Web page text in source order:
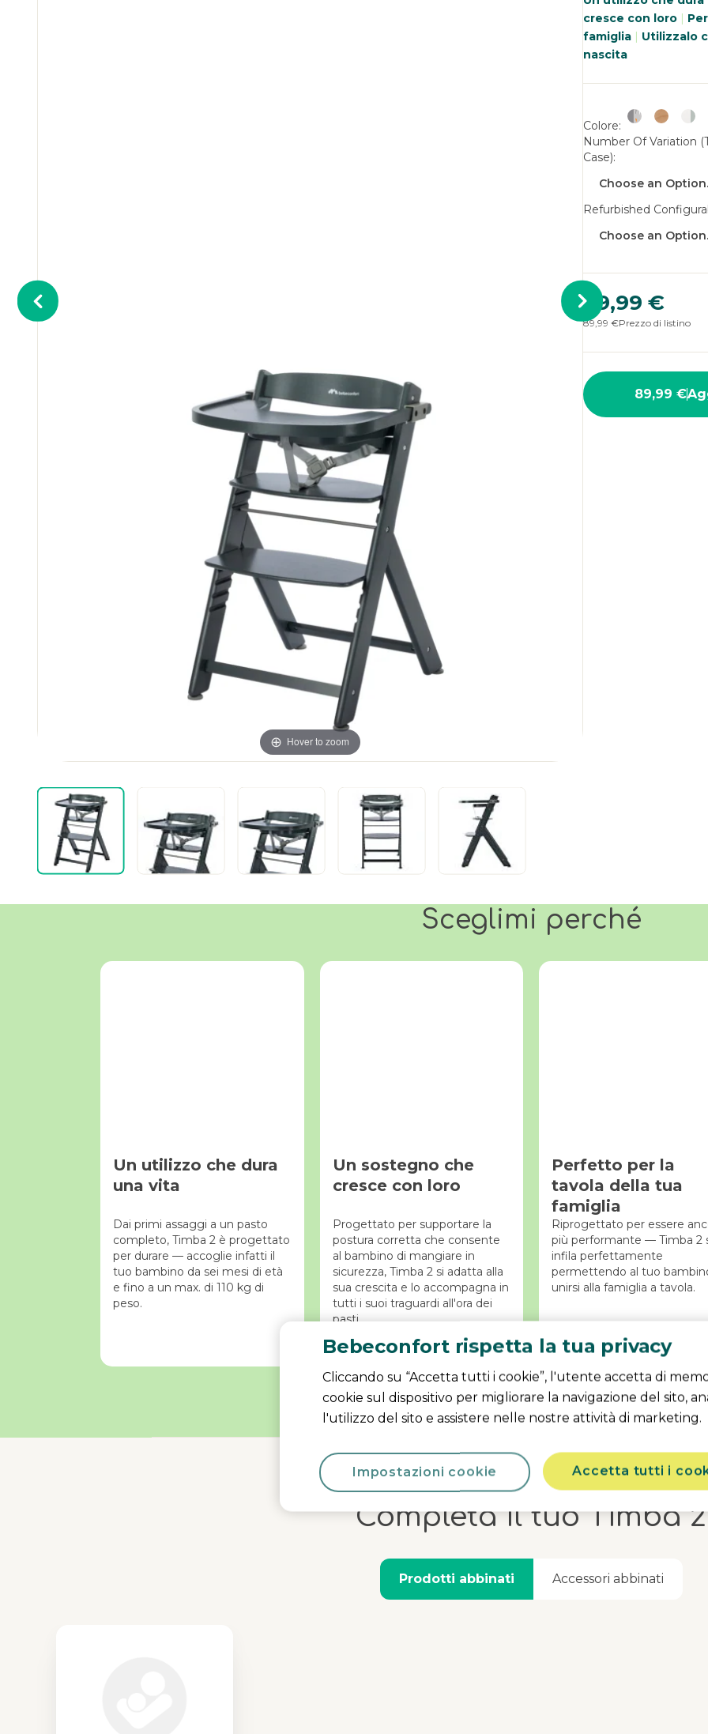
Hover to zoom
cresce con loro |
famiglia | Utilizzalo
nascita
Colore
Number Of Variation
Case)
Refurbished
89,99 €
89,99 €Prezzo di listino
89,99 €
Sceglimi perché
Un utilizzo che dura
una vita
Dai primi assaggi a un pasto
completo, Timba 2 è progettato
per durare — accoglie infatti il
tuo bambino da sei mesi di età
e fino a un max. di 110 kg di
peso.
Un sostegno che
cresce con loro
Progettato per supportare la
postura corretta che consente
al bambino di mangiare in
sicurezza, Timba 2 si adatta alla
sua crescita e lo accompagna in
tutti i suoi traguardi all'ora dei
pasti.
Perfetto per la
tavola della tua
famiglia
Riprogettato per essere
più performante — Timba 2
infila perfettamente
permettendo al tuo
unirsi alla famiglia a tavola.
Completa il tuo Timba 2
Prodotti abbinati Accessori abbinati
Bebeconfort rispetta la tua privacy
Cliccando su “Accetta tutti i cookie”, l'utente accetta di
cookie sul dispositivo per migliorare la navigazione del sito,
l'utilizzo del sito e assistere nelle nostre attività di marketing.
Accetta tutti i
Impostazioni cookie